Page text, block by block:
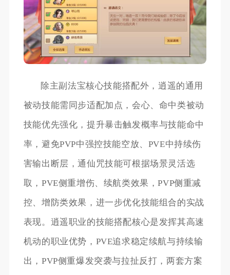
除主副法宝核心技能搭配外，逍遥的通用
被动技能需同步适配加点，会心、命中类被动
技能优先强化，提升暴击触发概率与技能命中
率，避免PVP中强控技能空放、PVE中持续伤
害输出断层，通仙咒技能可根据场景灵活选
取，PVE侧重增伤、续航类效果，PVP侧重减
控、增防类效果，进一步优化技能组合的实战
表现。逍遥职业的技能搭配核心是发挥其高速
机动的职业优势，PVE追求稳定续航与持续输
出，PVP侧重爆发突袭与拉扯反打，两套方案